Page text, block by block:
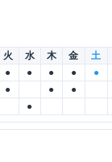
火 水 木 金 土
● ● ● ●
●
● ●
●
●